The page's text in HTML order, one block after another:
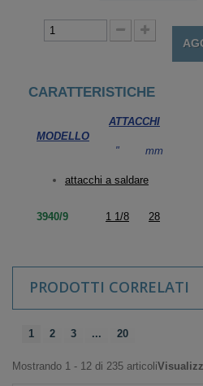
CARATTERISTICHE
MODELLO
ATTACCHI
" mm
attacchi a saldare
3940/9 1 1/8 28
PRODOTTI CORRELATI
1 2 3 ... 20
Mostrando 1 - 12 di 235 articoli